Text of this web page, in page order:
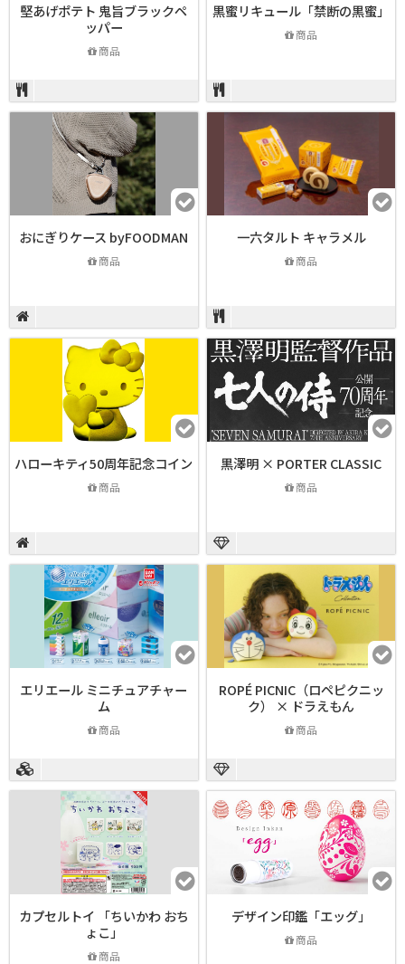
堅あげポテト 鬼旨ブラックペ
ッパー
商品
黒蜜リキュール「禁断の黒蜜」
商品
おにぎりケース byFOODMAN
商品
一六タルト キャラメル
商品
ハローキティ50周年記念コイン
商品
黒澤明 × PORTER CLASSIC
商品
エリエール ミニチュアチャー
ム
商品
ROPÉ PICNIC（ロペピクニッ
ク） × ドラえもん
商品
カプセルトイ 「ちいかわ おち
ょこ」
商品
デザイン印鑑「エッグ」
商品